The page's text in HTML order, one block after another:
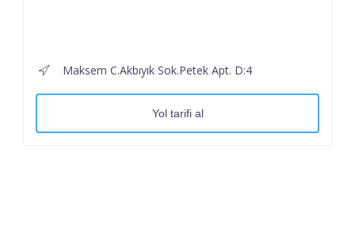
Maksem C.Akbıyık Sok.Petek Apt. D:4
Yol tarifi al